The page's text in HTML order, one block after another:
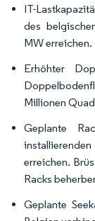
IT-
des
MW erreichen.
Erhöhter
Millionen
Geplante
erreichen.
Racks
Geplante